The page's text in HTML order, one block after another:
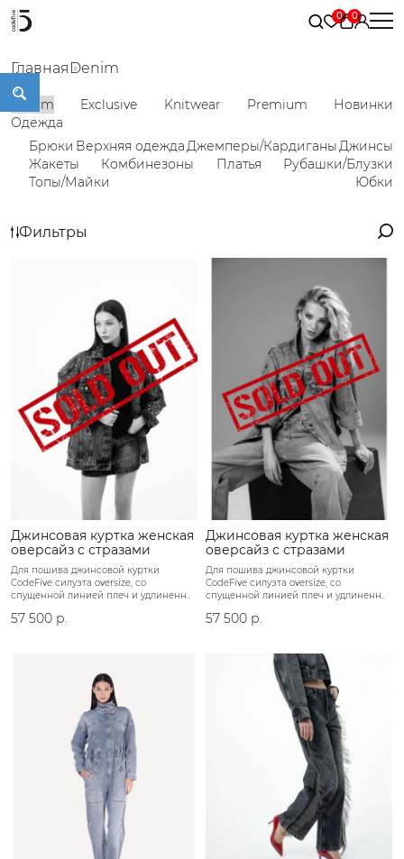
Главная Denim
Denim Exclusive Knitwear Premium
Новинки
Одежда
Брюки Верхняя одеждаДжемперы/КардиганыДжинсы
Жакеты
Комбинезоны Платья
Рубашки/Блузки
Топы/Майки
Юбки
Фильтры
Джинсовая куртка женская
оверсайз с стразами
Для пошива джинсовой куртки
CodeFive силуэта oversize, со
спущенной линией плеч и удлиненн..
57 500 р.
Джинсовая куртка женская
оверсайз с стразами
Для пошива джинсовой куртки
CodeFive силуэта oversize, со
спущенной линией плеч и удлиненн..
57 500 р.